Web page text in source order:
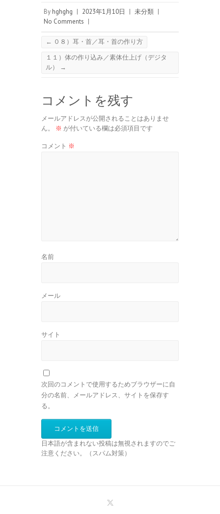
By hghghg | 2023年1月10日 | 未分類 |
No Comments |
← ０８）耳・首／耳・首の作り方
１１）体の作り込み／素体仕上げ（デジタ
ル）
→
コメントを残す
メールアドレスが公開されることはありませ
ん。
※ が付いている欄は必須項目です
コメント ※
名前
メール
サイト
次回のコメントで使用するためブラウザーに自
分の名前、メールアドレス、サイトを保存す
る。
日本語が含まれない投稿は無視されますのでご
注意ください。（スパム対策）